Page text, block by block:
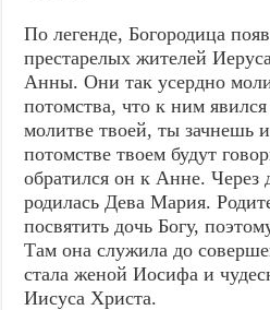
По легенде, Богородица
престарелых жителей
Анны. Они так усердно
потомства, что к ним
молитве твоей, ты зачнешь
потомстве твоем будут
обратился он к Анне. Через
родилась Дева Мария.
посвятить дочь Богу,
Там она служила до
стала женой Иосифа и
Иисуса Христа.